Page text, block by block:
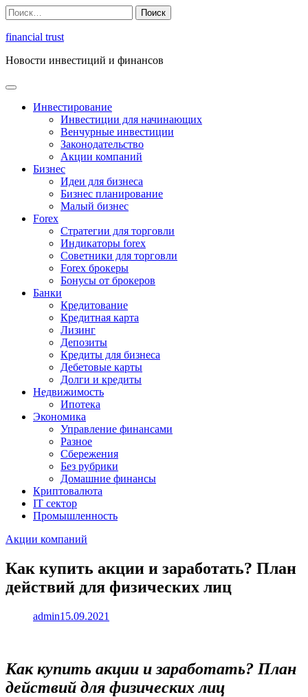
Перейти
к
содержимому
Найти:
financial trust
Новости инвестиций и финансов
Инвестирование
Инвестиции для начинающих
Венчурные инвестиции
Законодательство
Акции компаний
Бизнес
Идеи для бизнеса
Бизнес планирование
Малый бизнес
Forex
Стратегии для торговли
Индикаторы forex
Советники для торговли
Forex брокеры
Бонусы от брокеров
Банки
Кредитование
Кредитная карта
Лизинг
Депозиты
Кредиты для бизнеса
Дебетовые карты
Долги и кредиты
Недвижимость
Ипотека
Экономика
Управление финансами
Разное
Сбережения
Без рубрики
Домашние финансы
Криптовалюта
IT сектор
Промышленность
Акции компаний
Как купить акции и заработать? План
действий для физических лиц
admin15.09.2021
Как купить акции и заработать? План
действий для физических лиц